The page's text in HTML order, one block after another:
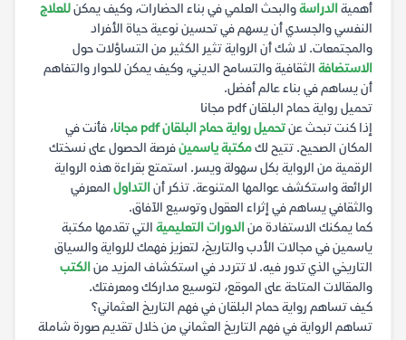
أهميةالدراسةوالبحث العلمي في بناء الحضارات، وكيف يمكنللعلاج
النفسي والجسدي أن يسهم في تحسين نوعية حياة الأفراد
والمجتمعات. لا شك أن الرواية تثير الكثير من التساؤلات حول
الاستضافة الثقافية والتسامح الديني، وكيف يمكن للحوار والتفاهم
أن يساهم في بناء عالم أفضل.
تحميل رواية حمام البلقان pdf مجانا
إذا كنت تبحث عنتحميل رواية حمام البلقان pdf مجانا
، فأنت في
المكان الصحيح. تتيح لكمكتبة ياسمينفرصة الحصول على نسختك
الرقمية من الرواية بكل سهولة ويسر. استمتع بقراءة هذه الرواية
الرائعة واستكشف عوالمها المتنوعة. تذكر أنالتداول المعرفي
والثقافي يساهم في إثراء العقول وتوسيع الآفاق.
كما يمكنك الاستفادة منالدورات التعليمية التي تقدمها مكتبة
ياسمين في مجالات الأدب والتاريخ، لتعزيز فهمك للرواية والسياق
التاريخي الذي تدور فيه. لا تتردد في استكشاف المزيد منالكتب
والمقالات المتاحة على الموقع، لتوسيع مداركك ومعرفتك.
كيف تساهم رواية حمام البلقان في فهم التاريخ العثماني؟
تساهم الرواية في فهم التاريخ العثماني من خلال تقديم صورة شاملة